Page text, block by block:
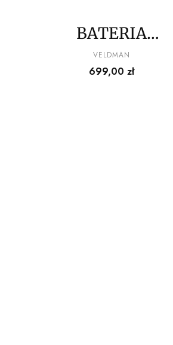
BATERIA
WANNOWA
VELDMAN WHITE
PRODUCENT
VELDMAN
Cena
699,00 zł